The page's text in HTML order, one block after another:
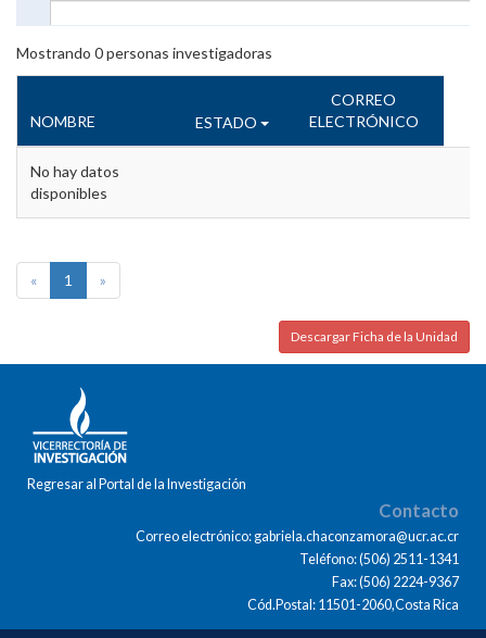
Mostrando 0personas investigadoras
NOMBRE ESTADO
CORREO
ELECTRÓNICO
No hay datos
disponibles
« 1 »
Descargar Ficha de la Unidad
Regresar al Portal de la Investigación
Contacto
Correo electrónico: gabriela.chaconzamora@ucr.ac.cr
Teléfono: (506) 2511-1341
Fax: (506) 2224-9367
Cód.Postal: 11501-2060,Costa Rica